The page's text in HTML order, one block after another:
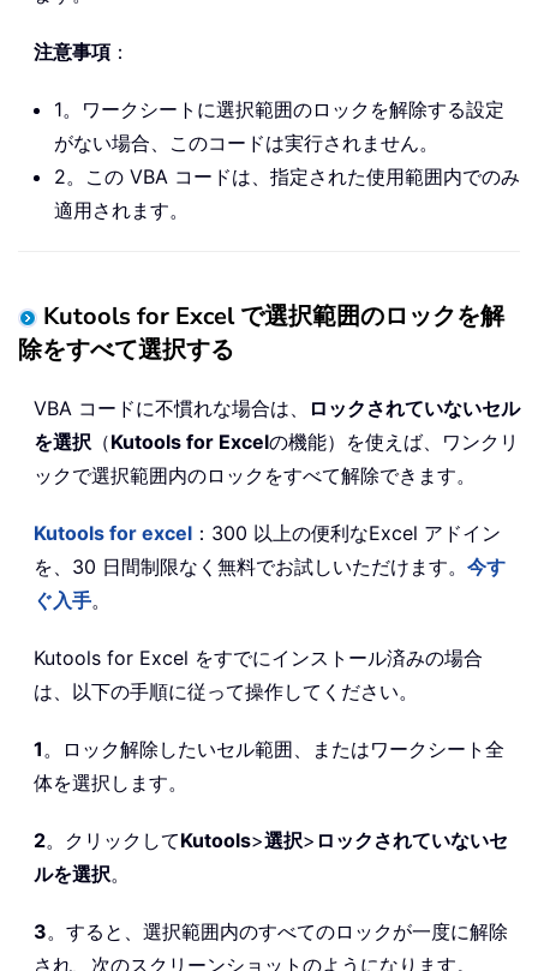
注意事項 ：
1。ワークシートに選択範囲のロックを解除する設定
がない場合、このコードは実行されません。
2。この VBA コードは、指定された使用範囲内でのみ
適用されます。
Kutools for Excel で選択範囲のロックを解
除をすべて選択する
VBA コードに不慣れな場合は、
ロックされていないセル
を選択 （Kutools for Excelの機能）を使えば、ワンクリ
ックで選択範囲内のロックをすべて解除できます。
Kutools for excel ：300 以上の便利なExcel アドイン
を、30 日間制限なく無料でお試しいただけます。 今す
ぐ入手。
Kutools for Excel をすでにインストール済みの場合
は、以下の手順に従って操作してください。
1 。ロック解除したいセル範囲、またはワークシート全
体を選択します。
2。クリックしてKutools>選択> ロックされていないセ
ルを選択。
3。すると、選択範囲内のすべてのロックが一度に解除
され、次のスクリーンショットのようになります。